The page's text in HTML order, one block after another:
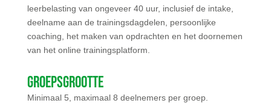
leerbelasting van ongeveer 40 uur, inclusief de intake,
deelname aan de trainingsdagdelen, persoonlijke
coaching, het maken van opdrachten en het doornemen
van het online trainingsplatform.
Groepsgrootte
Minimaal 5, maximaal 8 deelnemers per groep.